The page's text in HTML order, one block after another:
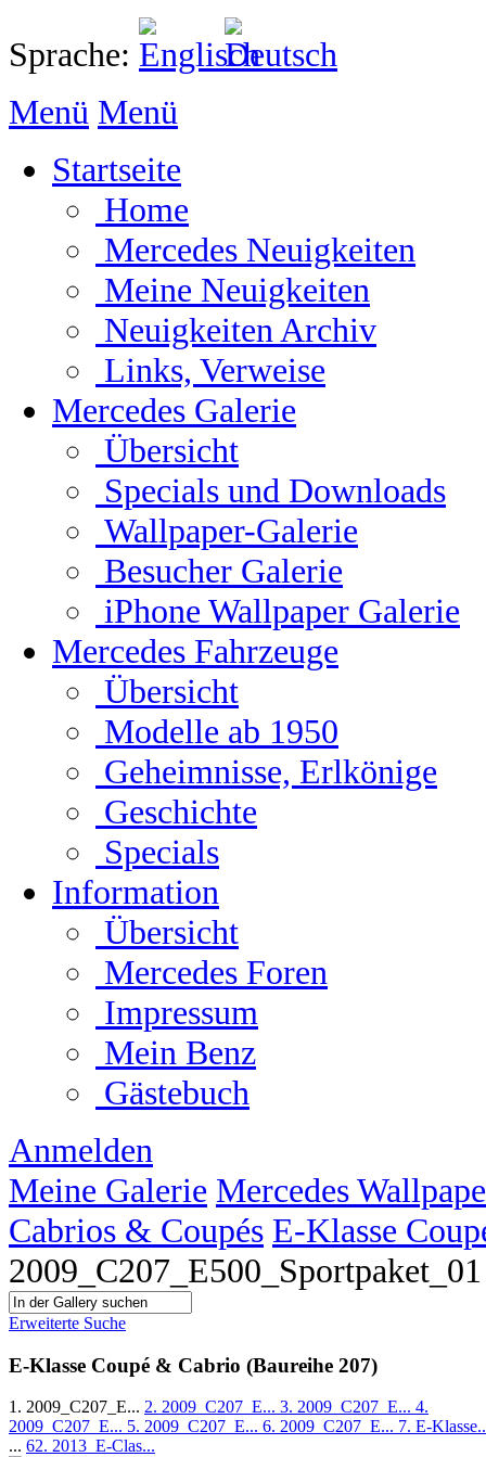
Sprache:
Menü Menü
Startseite
Home
Mercedes Neuigkeiten
Meine Neuigkeiten
Neuigkeiten Archiv
Links, Verweise
Mercedes Galerie
Übersicht
Specials und Downloads
Wallpaper-Galerie
Besucher Galerie
iPhone Wallpaper Galerie
Mercedes Fahrzeuge
Übersicht
Modelle ab 1950
Geheimnisse, Erlkönige
Geschichte
Specials
Information
Übersicht
Mercedes Foren
Impressum
Mein Benz
Gästebuch
Anmelden
Meine Galerie Mercedes
Cabrios & Coupés E-Klasse
2009_C207_E500_Sportpaket_01
Erweiterte Suche
E-Klasse Coupé & Cabrio (Baureihe 207)
1. 2009_C207_E... 2. 2009_C207_E... 3. 2009_C207_E... 4.
2009_C207_E... 5. 2009_C207_E... 6. 2009_C207_E... 7. E-
... 62. 2013_E-Clas...